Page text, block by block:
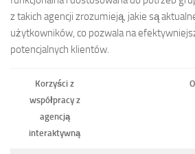
z takich agencji zrozumieją, jakie są
użytkowników, co pozwala na
potencjalnych klientów.
Korzyści z
współpracy z
agencją
interaktywną